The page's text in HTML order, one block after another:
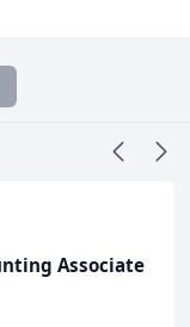
Associate